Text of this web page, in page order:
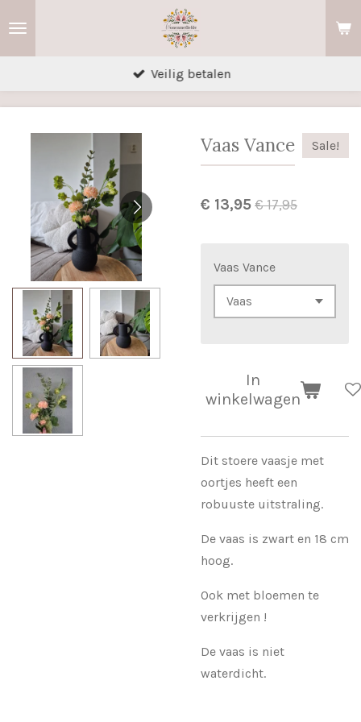
hoofdinhoud
Veilig betalen
Vaas Vance Sale!
€ 13,95 € 17,95
Vaas Vance
In
winkelwagen
Dit stoere vaasje met
oortjes heeft een
robuuste uitstraling.
De vaas is zwart en 18 cm
hoog.
Ook met bloemen te
verkrijgen !
De vaas is niet
waterdicht.